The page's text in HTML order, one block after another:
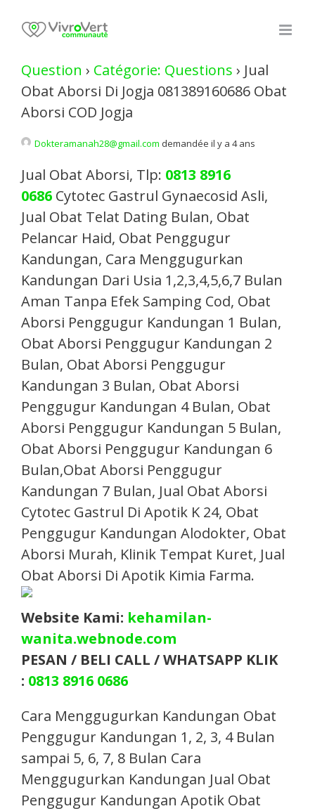
Question › Catégorie: Questions › Jual
Obat Aborsi Di Jogja 081389160686 Obat
Aborsi COD Jogja
Dokteramanah28@gmail.com demandée il y a 4 ans
Jual Obat Aborsi, Tlp: 0813 8916
0686 Cytotec Gastrul Gynaecosid Asli,
Jual Obat Telat Dating Bulan, Obat
Pelancar Haid, Obat Penggugur
Kandungan, Cara Menggugurkan
Kandungan Dari Usia 1,2,3,4,5,6,7 Bulan
Aman Tanpa Efek Samping Cod, Obat
Aborsi Penggugur Kandungan 1 Bulan,
Obat Aborsi Penggugur Kandungan 2
Bulan, Obat Aborsi Penggugur
Kandungan 3 Bulan, Obat Aborsi
Penggugur Kandungan 4 Bulan, Obat
Aborsi Penggugur Kandungan 5 Bulan,
Obat Aborsi Penggugur Kandungan 6
Bulan,Obat Aborsi Penggugur
Kandungan 7 Bulan, Jual Obat Aborsi
Cytotec Gastrul Di Apotik K 24, Obat
Penggugur Kandungan Alodokter, Obat
Aborsi Murah, Klinik Tempat Kuret, Jual
Obat Aborsi Di Apotik Kimia Farma.​
Website Kami: kehamilan-
wanita.webnode.com
PESAN / BELI CALL / WHATSAPP KLIK
: 0813 8916 0686
Cara Menggugurkan Kandungan Obat
Penggugur Kandungan 1, 2, 3, 4 Bulan
sampai 5, 6, 7, 8 Bulan Cara
Menggugurkan Kandungan Jual Obat
Penggugur Kandungan Apotik Obat